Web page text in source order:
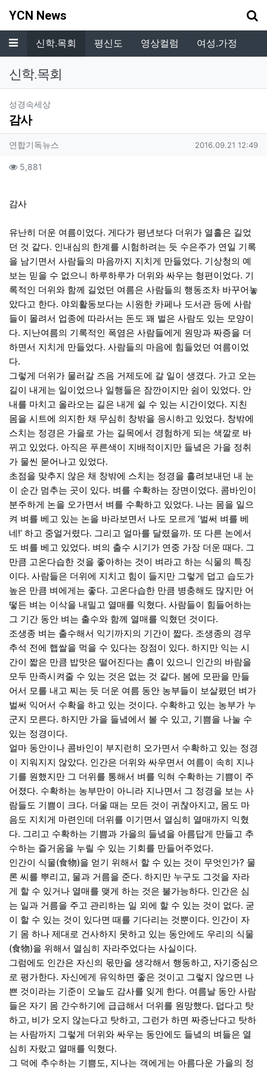
YCN News
메뉴
지 신학.목회 평신도 영상컬럼 여성.가정
신학.목회
성경속세상분류
감사
작성자 정보
연합기독뉴스 작성일
2016.09.21 12:49
컨텐츠 정보
5,881
감사
유난히 더운 여름이었다. 게다가 평년보다 더위가 열흘은 길었
던 것 같다. 인내심의 한계를 시험하려는 듯 수은주가 연일 기록
을 남기면서 사람들의 마음까지 지치게 만들었다. 기상청의 예
보는 믿을 수 없으니 하루하루가 더위와 싸우는 형편이었다. 기
록적인 더위와 함께 길었던 여름은 사람들의 행동조차 바꾸어놓
았다고 한다. 야외활동보다는 시원한 카페나 도서관 등에 사람
들이 몰려서 업종에 따라서는 돈도 꽤 벌은 사람도 있는 모양이
다. 지난여름의 기록적인 폭염은 사람들에게 원망과 짜증을 더
하면서 지치게 만들었다. 사람들의 마음에 힘들었던 여름이었
다.
그렇게 더위가 물러갈 즈음 거제도에 갈 일이 생겼다. 가고 오는
길이 내게는 일이었으나 일행들은 잠깐이지만 쉼이 있었다. 안
내를 마치고 올라오는 길은 내게 쉴 수 있는 시간이었다. 지친
몸을 시트에 의지한 채 무심히 창밖을 응시하고 있었다. 창밖에
스치는 정경은 가을로 가는 길목에서 경험하게 되는 색깔로 바
뀌고 있었다. 아직은 푸른색이 지배적이지만 들녘은 가을 정취
가 물씬 묻어나고 있었다.
초점을 맞추지 않은 채 창밖에 스치는 정경을 흘려보내던 내 눈
이 순간 멈추는 곳이 있다. 벼를 수확하는 장면이었다. 콤바인이
분주하게 논을 오가면서 벼를 수확하고 있었다. 나는 몸을 일으
켜 벼를 베고 있는 논을 바라보면서 나도 모르게 ‘벌써 벼를 베
네!’ 하고 중얼거렸다. 그리고 얼마를 달렸을까. 또 다른 논에서
도 벼를 베고 있었다. 벼의 출수 시기가 연중 가장 더운 때다. 그
만큼 고온다습한 것을 좋아하는 것이 벼라고 하는 식물의 특징
이다. 사람들은 더위에 지치고 힘이 들지만 그렇게 덥고 습도가
높은 만큼 벼에게는 좋다. 고온다습한 만큼 병충해도 많지만 어
떻든 벼는 이삭을 내밀고 열매를 익혔다. 사람들이 힘들어하는
그 기간 동안 벼는 출수와 함께 열매를 익혔던 것이다.
조생종 벼는 출수해서 익기까지의 기간이 짧다. 조생종의 경우
추석 전에 햅쌀을 먹을 수 있다는 장점이 있다. 하지만 익는 시
간이 짧은 만큼 밥맛은 떨어진다는 흠이 있으니 인간의 바람을
모두 만족시켜줄 수 있는 것은 없는 것 같다. 봄에 모판을 만들
어서 모를 내고 찌는 듯 더운 여름 동안 농부들이 보살폈던 벼가
벌써 익어서 수확을 하고 있는 것이다. 수확하고 있는 농부가 누
군지 모른다. 하지만 가을 들녘에서 볼 수 있고, 기쁨을 나눌 수
있는 정경이다.
얼마 동안이나 콤바인이 부지런히 오가면서 수확하고 있는 정경
이 지워지지 않았다. 인간은 더위와 싸우면서 여름이 속히 지나
기를 원했지만 그 더위를 통해서 벼를 익혀 수확하는 기쁨이 주
어졌다. 수확하는 농부만이 아니라 지나면서 그 정경을 보는 사
람들도 기쁨이 크다. 더울 때는 모든 것이 귀찮아지고, 몸도 마
음도 지치게 마련인데 더위를 이기면서 열심히 열매까지 익혔
다. 그리고 수확하는 기쁨과 가을의 들녘을 아름답게 만들고 추
수하는 즐거움을 누릴 수 있는 기회를 만들어주었다.
인간이 식물(食物)을 얻기 위해서 할 수 있는 것이 무엇인가? 물
론 씨를 뿌리고, 물과 거름을 준다. 하지만 누구도 그것을 자라
게 할 수 있거나 열매를 맺게 하는 것은 불가능하다. 인간은 심
는 일과 거름을 주고 관리하는 일 외에 할 수 있는 것이 없다. 굳
이 할 수 있는 것이 있다면 때를 기다리는 것뿐이다. 인간이 자
기 몸 하나 제대로 건사하지 못하고 있는 동안에도 우리의 식물
(食物)을 위해서 열심히 자라주었다는 사실이다.
그럼에도 인간은 자신의 몫만을 생각해서 행동하고, 자기중심으
로 평가한다. 자신에게 유익하면 좋은 것이고 그렇지 않으면 나
쁜 것이라는 기준이 오늘도 감사를 잊게 한다. 여름날 동안 사람
들은 자기 몸 간수하기에 급급해서 더위를 원망했다. 덥다고 탓
하고, 비가 오지 않는다고 탓하고, 그런가 하면 짜증난다고 탓하
는 사람까지 그렇게 더위와 싸우는 동안에도 들녘의 벼들은 열
심히 자랐고 열매를 익혔다.
그 덕에 추수하는 기쁨도, 지나는 객에게는 아름다운 가을의 정